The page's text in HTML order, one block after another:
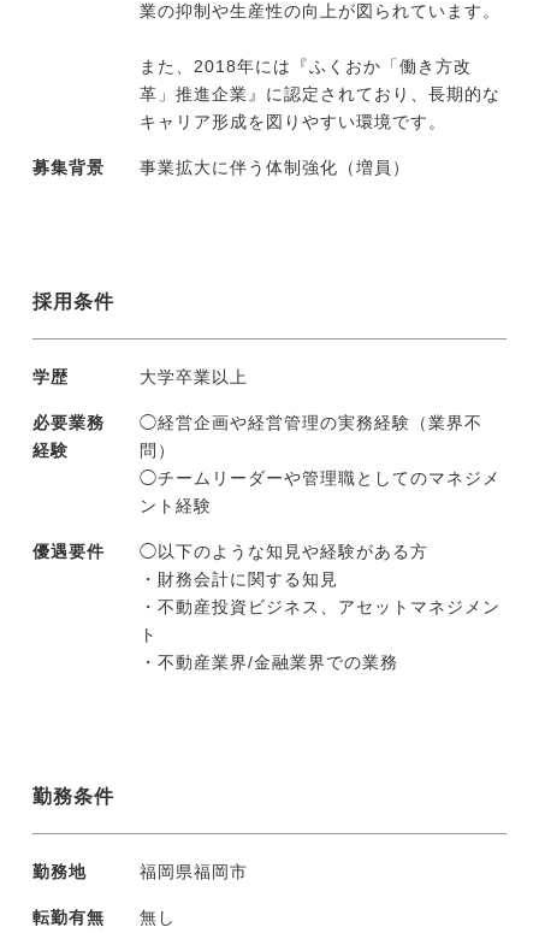
業の抑制や生産性の向上が図られています。
また、2018年には『ふくおか「働き方改
革」推進企業』に認定されており、長期的な
キャリア形成を図りやすい環境です。
募集背景 事業拡大に伴う体制強化（増員）
採用条件
学歴 大学卒業以上
必要業務
経験
◯経営企画や経営管理の実務経験（業界不
問）
◯チームリーダーや管理職としてのマネジメ
ント経験
優遇要件
◯以下のような知見や経験がある方
・財務会計に関する知見
・不動産投資ビジネス、アセットマネジメン
ト
・不動産業界/金融業界での業務
勤務条件
勤務地 福岡県福岡市
転勤有無 無し